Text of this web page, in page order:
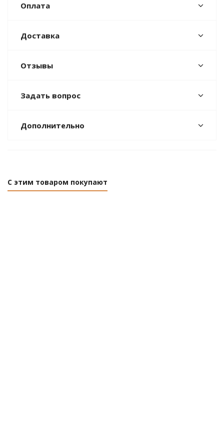
Оплата
Доставка
Отзывы
Задать вопрос
Дополнительно
С этим товаром покупают